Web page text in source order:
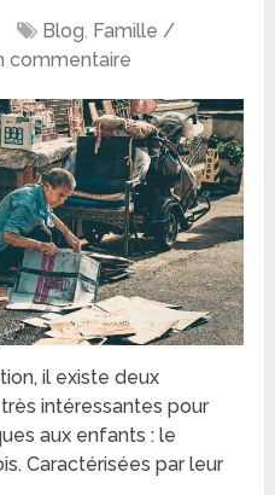
Blog, Famille /
commentaire
il existe deux
intéressantes pour
aux enfants : le
Caractérisées par leur